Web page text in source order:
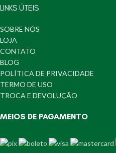
LINKS ÚTEIS
SOBRE NÓS
LOJA
CONTATO
BLOG
POLÍTICA DE PRIVACIDADE
TERMO DE USO
TROCA E DEVOLUÇÃO
MEIOS DE PAGAMENTO